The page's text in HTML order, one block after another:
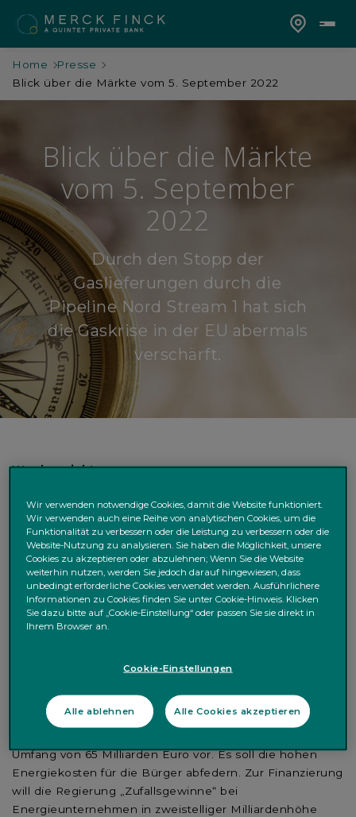
Home
Presse
Blick über die Märkte vom 5. September 2022
Blick über die Märkte
vom 5. September
2022
Durch den Stopp der
Gaslieferungen durch die
Pipeline Nord Stream 1 hat sich
die Gaskrise in der EU abermals
verschärft.
Wochensicht
Gaslieferungen durch die Pipeline „Nord Stream 1“ nach
Europa vollständig gestoppt wurden. Dadurch hat sich
die Gaskrise in der EU abermals verschärft. Anstatt der
geplanten dreitägigen Aussetzung der Lieferungen
bleiben diese nun auf unbestimmte Zeit aus. Gleichzeitig
sprachen sich einige Finanzminister der G7-Statten
sowie EU-Kommissionspräsidentin Ursula von der Leyen
Russland aus. Russland kündigte indes an, Staaten, die
mit den entsprechenden Rohstoffen zu beliefern. Hier zu
Lande legte die Bundesregierung am Wochenende nach
Umfang von 65 Milliarden Euro vor. Es soll die hohen
Energiekosten für die Bürger abfedern. Zur Finanzierung
will die Regierung „Zufallsgewinne“ bei
Energieunternehmen in zweistelliger Milliardenhöhe
Wir verwenden notwendige Cookies, damit die Website funktioniert.
Wir verwenden auch eine Reihe von analytischen Cookies, um die
Funktionalität zu verbessern oder die Leistung zu verbessern oder die
Website-Nutzung zu analysieren. Sie haben die Möglichkeit, unsere
Cookies zu akzeptieren oder abzulehnen; Wenn Sie die Website
weiterhin nutzen, werden Sie jedoch darauf hingewiesen, dass
unbedingt erforderliche Cookies verwendet werden. Ausführlichere
Informationen zu Cookies finden Sie unter Cookie-Hinweis. Klicken
Sie dazu bitte auf „Cookie-Einstellung“ oder passen Sie sie direkt in
Ihrem Browser an.
Cookie-Einstellungen
Alle ablehnen Alle Cookies akzeptieren